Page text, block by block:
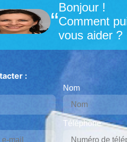
“
Bonjour !
Comment
vous aider ?
:
Nom
Téléphone